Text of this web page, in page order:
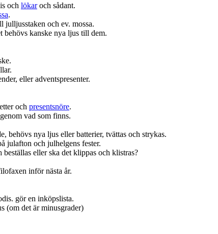
och lökaroch sådant.
.
och ev. mossa.
behövs kanske nya ljus till dem.
eller adventspresenter.
och presentsnöre.
vad som finns.
behövs nya ljus eller batterier, tvättas och strykas.
julafton och julhelgens fester.
eller ska det klippas och klistras?
inför nästa år.
gör en inköpslista.
(om det är minusgrader)